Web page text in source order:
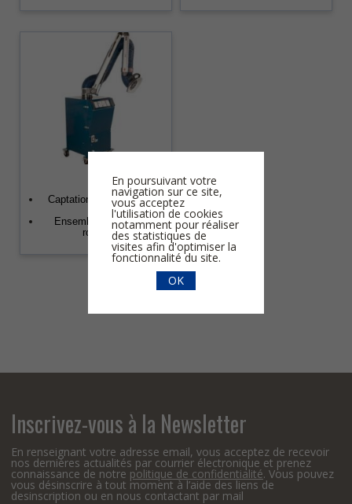
Captation et filtration de
fumée
Ensemble mobile sur
roulettes
Inscrivez-vous à la Newsletter
En renseignant votre adresse email, vous acceptez de recevoir
nos dernières actualités par courrier électronique et prenez
connaissance de notre politique de confidentialité. Vous pouvez
vous désinscrire à tout moment à l’aide des liens de
desinscription ou en nous contactant par mail
En poursuivant votre
navigation sur ce site,
vous acceptez
l'utilisation de cookies
notamment pour réaliser
des statistiques de
visites afin d'optimiser la
fonctionnalité du site.
OK